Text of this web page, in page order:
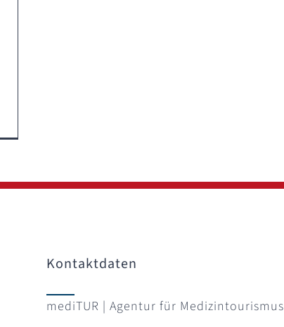
Kontaktdaten
mediTUR | Agentur für Medizintourismus